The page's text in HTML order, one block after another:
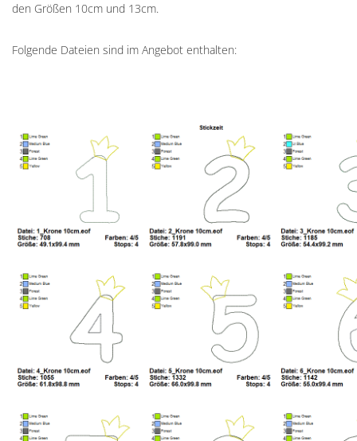
den Größen 10cm und 13cm.
Folgende Dateien sind im Angebot enthalten: